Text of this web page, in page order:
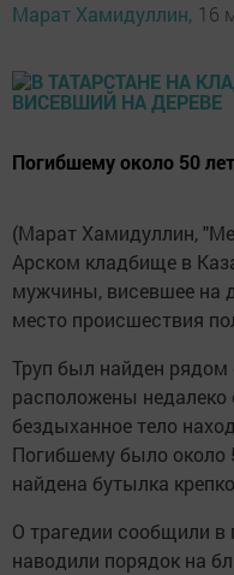
Марат Хамидуллин, 16
Погибшему около 50
(Марат Хамидуллин,
Арском кладбище в
мужчины, висевшее на
место происшествия
Труп был найден
расположены
бездыханное тело
Погибшему было около
найдена бутылка
О трагедии сообщили
наводили порядок на